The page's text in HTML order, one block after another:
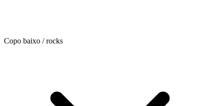
Copo baixo / rocks